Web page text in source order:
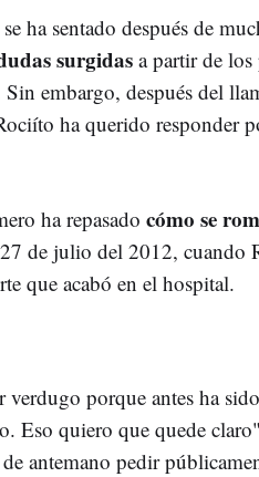
se ha sentado después de
surgidasa partir de
embargo, después del
ha querido responder
ha repasado cómo se
de julio del 2012, cuando
que acabó en el hospital.
verdugo porque antes ha
Eso quiero que quede
antemano pedir